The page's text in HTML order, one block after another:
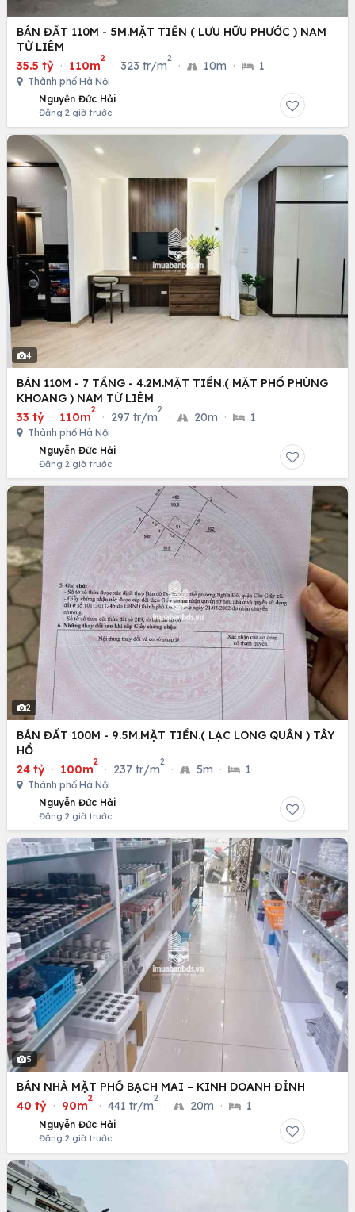
BÁN ĐẤT 110M - 5M.MẶT TIỀN ( LƯU HỮU PHƯỚC ) NAM
TỪ LIÊM
35.5 tỷ · 110m
2
· 323 tr/m
2
· 10m · 1
Thành phố Hà Nội
Nguyễn Đức Hải
Đăng 2 giờ trước
4
BÁN 110M - 7 TẦNG - 4.2M.MẶT TIỀN.( MẶT PHỐ PHÙNG
KHOANG ) NAM TỪ LIÊM
33 tỷ · 110m
2
· 297 tr/m
2
· 20m · 1
Thành phố Hà Nội
Nguyễn Đức Hải
Đăng 2 giờ trước
2
BÁN ĐẤT 100M - 9.5M.MẶT TIỀN.( LẠC LONG QUÂN ) TÂY
HỒ
24 tỷ · 100m
2
· 237 tr/m
2
· 5m · 1
Thành phố Hà Nội
Nguyễn Đức Hải
Đăng 2 giờ trước
5
BÁN NHÀ MẶT PHỐ BẠCH MAI – KINH DOANH ĐỈNH
40 tỷ · 90m
2
· 441 tr/m
2
· 20m · 1
Nguyễn Đức Hải
Đăng 2 giờ trước